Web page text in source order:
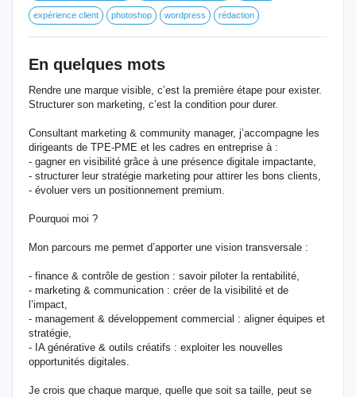
expérience client photoshop wordpress rédaction
En quelques mots
Rendre une marque visible, c’est la première étape pour exister.
Structurer son marketing, c’est la condition pour durer.
Consultant marketing & community manager, j’accompagne les
dirigeants de TPE-PME et les cadres en entreprise à :
- gagner en visibilité grâce à une présence digitale impactante,
- structurer leur stratégie marketing pour attirer les bons clients,
- évoluer vers un positionnement premium.
Pourquoi moi ?
Mon parcours me permet d’apporter une vision transversale :
- finance & contrôle de gestion : savoir piloter la rentabilité,
- marketing & communication : créer de la visibilité et de
l’impact,
- management & développement commercial : aligner équipes et
stratégie,
- IA générative & outils créatifs : exploiter les nouvelles
opportunités digitales.
Je crois que chaque marque, quelle que soit sa taille, peut se